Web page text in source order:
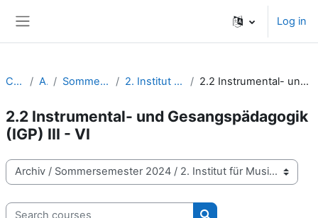
Log in
Courses Archiv Sommersemester 2024 2. Institut für Musikpädagogik 2.2 Instrumental- und Gesangspädagogik (IGP) III - VI
2.2 Instrumental- und Gesangspädagogik
(IGP) III - VI
Course categories
Search courses